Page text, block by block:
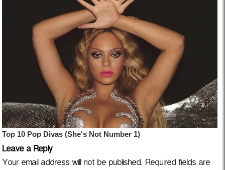
Leave a Reply
Your email address will not be published. Required fields are